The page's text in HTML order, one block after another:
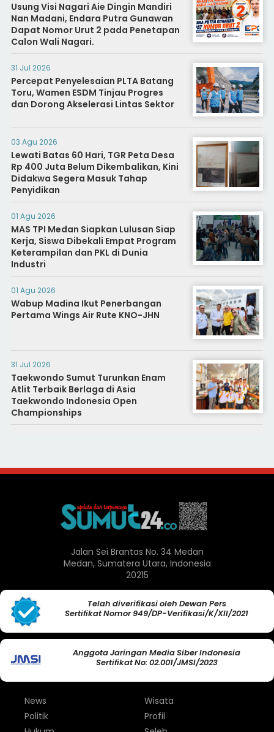
Usung Visi Nagari Aie Dingin Mandiri
Nan Madani, Endara Putra Gunawan
Dapat Nomor Urut 2 pada Penetapan
Calon Wali Nagari.
31 Jul 2026
Percepat Penyelesaian PLTA Batang
Toru, Wamen ESDM Tinjau Progres
dan Dorong Akselerasi Lintas Sektor
03 Agu 2026
Lewati Batas 60 Hari, TGR Peta Desa
Rp 400 Juta Belum Dikembalikan, Kini
Didakwa Segera Masuk Tahap
Penyidikan
01 Agu 2026
MAS TPI Medan Siapkan Lulusan Siap
Kerja, Siswa Dibekali Empat Program
Keterampilan dan PKL di Dunia
Industri
01 Agu 2026
Wabup Madina Ikut Penerbangan
Pertama Wings Air Rute KNO-JHN
31 Jul 2026
Taekwondo Sumut Turunkan Enam
Atlit Terbaik Berlaga di Asia
Taekwondo Indonesia Open
Championships
Jalan Sei Brantas No. 34 Medan
Medan, Sumatera Utara, Indonesia
20215
Telah diverifikasi oleh Dewan Pers
Sertifikat Nomor 949/DP-Verifikasi/K/XII/2021
Anggota Jaringan Media Siber Indonesia
Sertifikat No: 02.001/JMSI/2023
News
Politik
Wisata
Profil